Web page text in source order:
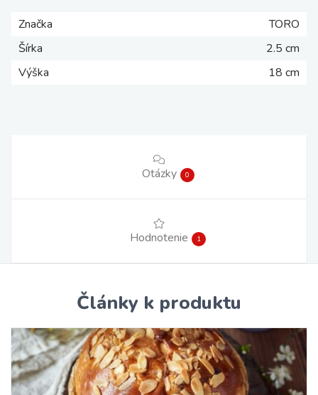
Značka
TORO
Šírka
2.5 cm
Výška
18 cm
Otázky 0
Hodnotenie 1
Články k produktu